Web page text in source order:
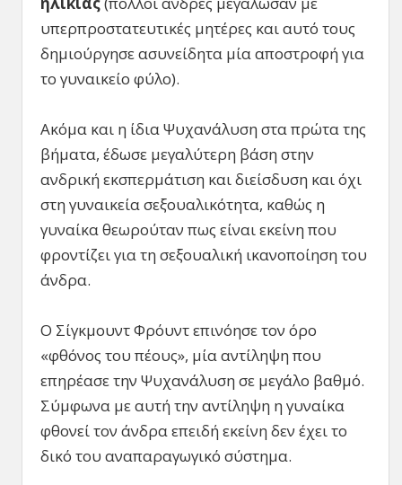
υπερπροστατευτικές μητέρες και αυτό τους
δημιούργησε ασυνείδητα μία αποστροφή για
το γυναικείο φύλο).
Ακόμα και η ίδια Ψυχανάλυση στα πρώτα της
βήματα, έδωσε μεγαλύτερη βάση στην
ανδρική εκσπερμάτιση και διείσδυση και όχι
στη γυναικεία σεξουαλικότητα, καθώς η
γυναίκα θεωρούταν πως είναι εκείνη που
φροντίζει για τη σεξουαλική ικανοποίηση του
άνδρα.
Ο Σίγκμουντ Φρόυντ επινόησε τον όρο
«φθόνος του πέους», μία αντίληψη που
επηρέασε την Ψυχανάλυση σε μεγάλο βαθμό.
Σύμφωνα με αυτή την αντίληψη η γυναίκα
φθονεί τον άνδρα επειδή εκείνη δεν έχει το
δικό του αναπαραγωγικό σύστημα.